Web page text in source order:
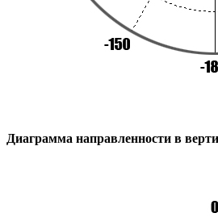
Диаграмма направленности в